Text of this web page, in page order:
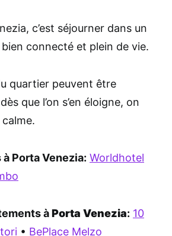
c’est séjourner dans un
connecté et plein de vie.
quartier peuvent être
que l’on s’en éloigne, on
Porta Venezia: Worldhotel
àPorta Venezia: 10
• BePlace Melzo